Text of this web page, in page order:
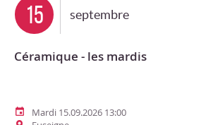
15 septembre
Céramique - les mardis
Mardi 15.09.2026 13:00